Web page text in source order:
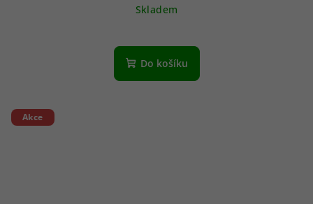
Skladem
Do košíku
Akce